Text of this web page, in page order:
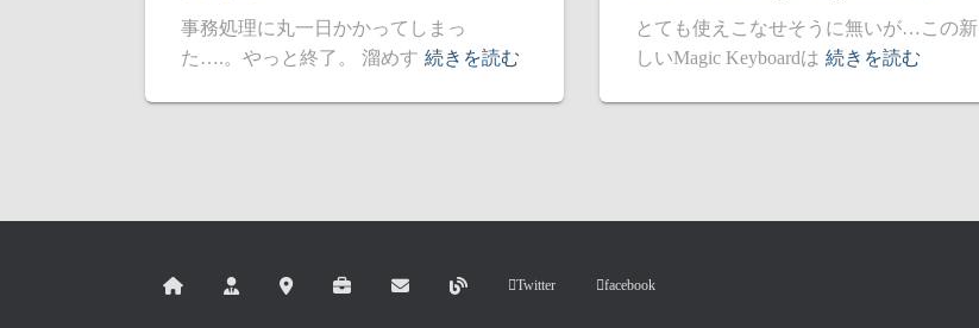
事務処理に丸一日かかってしまっ
た….。やっと終了。 溜めす 続きを読む
とても使えこなせそうに無いが…この新
しいMagic Keyboardは 続きを読む
Twitter facebook